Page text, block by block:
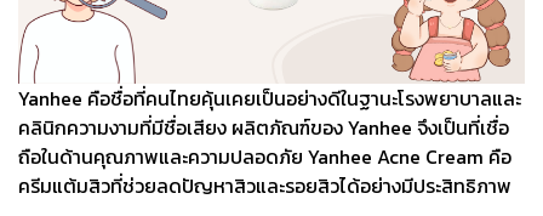
Yanhee คือชื่อที่คนไทยคุ้นเคยเป็นอย่างดีในฐานะโรงพยาบาลและ
คลินิกความงามที่มีชื่อเสียง ผลิตภัณฑ์ของ Yanhee จึงเป็นที่เชื่อ
ถือในด้านคุณภาพและความปลอดภัย Yanhee Acne Cream คือ
ครีมแต้มสิวที่ช่วยลดปัญหาสิวและรอยสิวได้อย่างมีประสิทธิภาพ